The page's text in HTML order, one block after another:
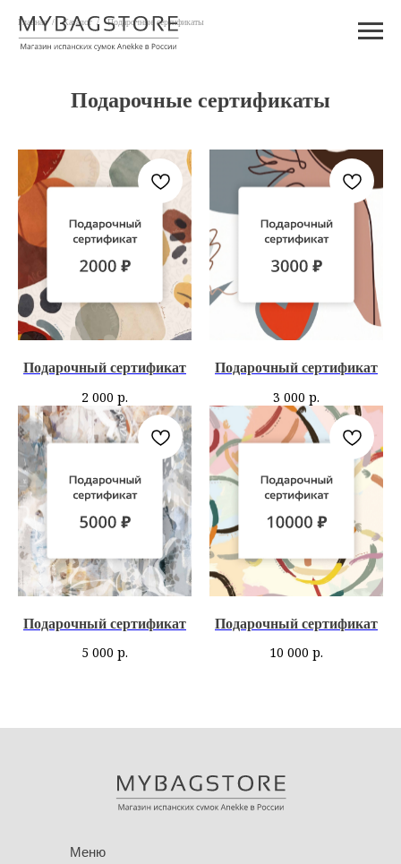
Главная / Каталог / Подарочные сертификаты
Подарочные сертификаты
Подарочный сертификат
2 000 р.
Подарочный сертификат
3 000 р.
Подарочный сертификат
5 000 р.
Подарочный сертификат
10 000 р.
Меню